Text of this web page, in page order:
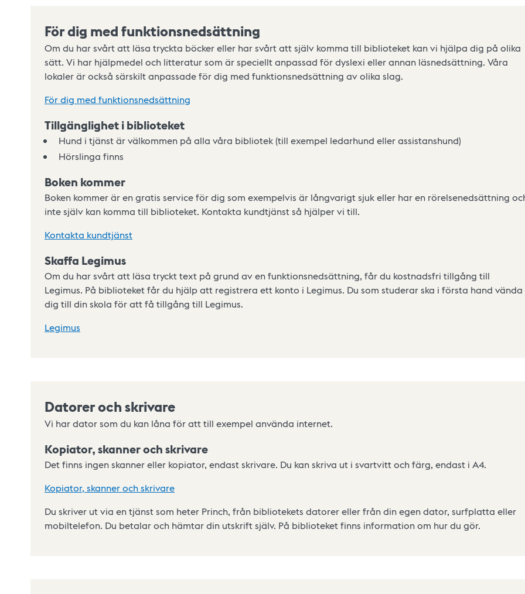
För dig med funktionsnedsättning
Om du har svårt att läsa tryckta böcker eller har svårt att själv komma till biblioteket kan vi hjälpa dig på olika
sätt. Vi har hjälpmedel och litteratur som är speciellt anpassad för dyslexi eller annan läsnedsättning. Våra
lokaler är också särskilt anpassade för dig med funktionsnedsättning av olika slag.
För dig med funktionsnedsättning
Tillgänglighet i biblioteket
Hund i tjänst är välkommen på alla våra bibliotek (till exempel ledarhund eller assistanshund)
Hörslinga finns
Boken kommer
Boken kommer är en gratis service för dig som exempelvis är långvarigt sjuk eller har en rörelsenedsättning
inte själv kan komma till biblioteket. Kontakta kundtjänst så hjälper vi till.
Kontakta kundtjänst
Skaffa Legimus
Om du har svårt att läsa tryckt text på grund av en funktionsnedsättning, får du kostnadsfri tillgång till
Legimus. På biblioteket får du hjälp att registrera ett konto i Legimus. Du som studerar ska i första hand vända
dig till din skola för att få tillgång till Legimus.
Legimus
Datorer och skrivare
Vi har dator som du kan låna för att till exempel använda internet.
Kopiator, skanner och skrivare
Det finns ingen skanner eller kopiator, endast skrivare. Du kan skriva ut i svartvitt och färg, endast i A4.
Kopiator, skanner och skrivare
Du skriver ut via en tjänst som heter Princh, från bibliotekets datorer eller från din egen dator, surfplatta eller
mobiltelefon. Du betalar och hämtar din utskrift själv. På biblioteket finns information om hur du gör.